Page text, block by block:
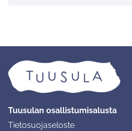
Tuusulan osallistumisalusta
Tietosuojaseloste